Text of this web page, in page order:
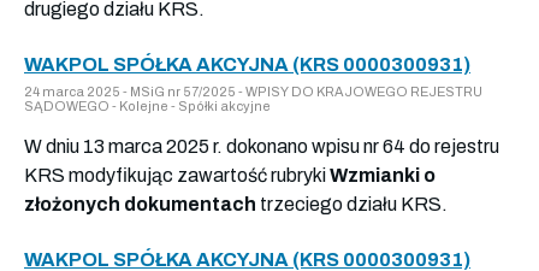
drugiego działu KRS.
WAKPOL SPÓŁKA AKCYJNA (KRS 0000300931)
24 marca 2025 - MSiG nr 57/2025 - WPISY DO KRAJOWEGO REJESTRU
SĄDOWEGO - Kolejne - Spółki akcyjne
W dniu 13 marca 2025 r. dokonano wpisu nr 64 do rejestru
KRS modyfikując zawartość rubrykiWzmianki o
złożonych dokumentach trzeciego działu KRS.
WAKPOL SPÓŁKA AKCYJNA (KRS 0000300931)